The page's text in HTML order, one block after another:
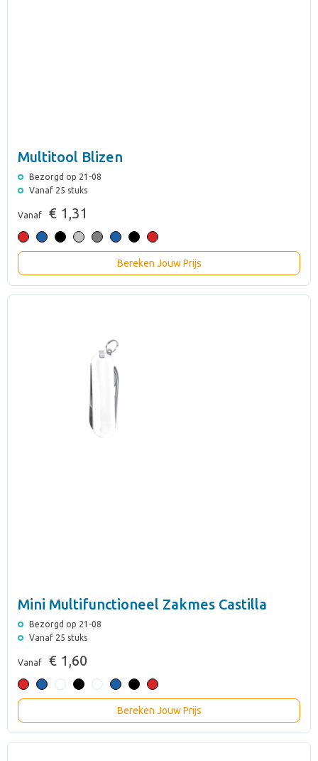
Multitool Blizen
Bezorgd op 21-08
Vanaf 25 stuks
Vanaf € 1,31
Bereken Jouw Prijs
Mini Multifunctioneel Zakmes Castilla
Bezorgd op 21-08
Vanaf 25 stuks
Vanaf € 1,60
Bereken Jouw Prijs